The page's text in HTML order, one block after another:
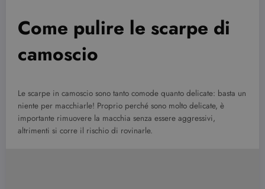
Come pulire le scarpe di
camoscio
Le scarpe in camoscio sono tanto comode quanto delicate: basta un
niente per macchiarle! Proprio perché sono molto delicate, è
importante rimuovere la macchia senza essere aggressivi,
altrimenti si corre il rischio di rovinarle.